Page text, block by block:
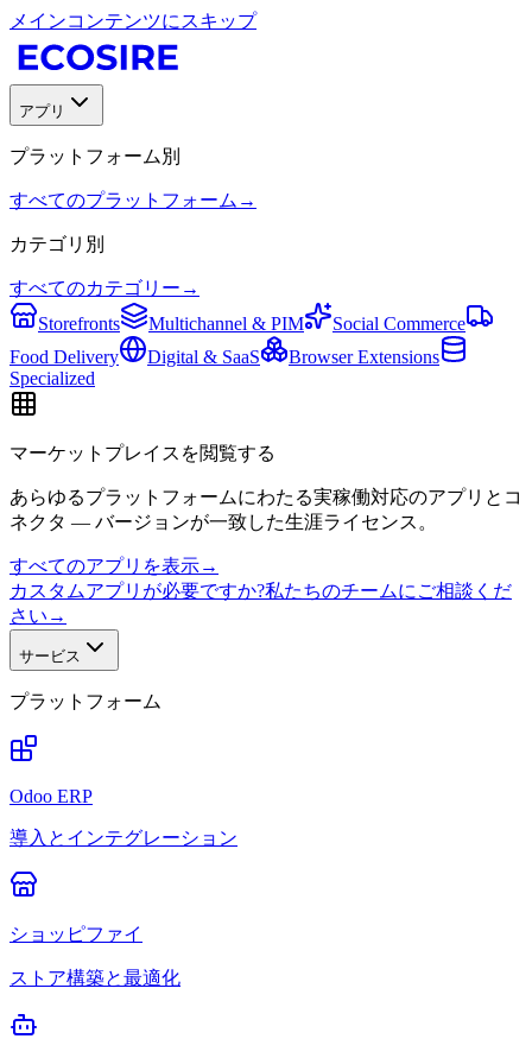
メインコンテンツにスキップ
アプリ
プラットフォーム別
すべてのプラットフォーム →
カテゴリ別
すべてのカテゴリー →
Storefronts
Multichannel & PIM
Social Commerce
Food Delivery
Digital & SaaS
Browser Extensions
Specialized
マーケットプレイスを閲覧する
あらゆるプラットフォームにわたる実稼働対応のアプリとコ
ネクタ — バージョンが一致した生涯ライセンス。
すべてのアプリを表示→
カスタムアプリが必要ですか?私たちのチームにご相談くだ
さい →
サービス
プラットフォーム
Odoo ERP
導入とインテグレーション
ショッピファイ
ストア構築と最適化